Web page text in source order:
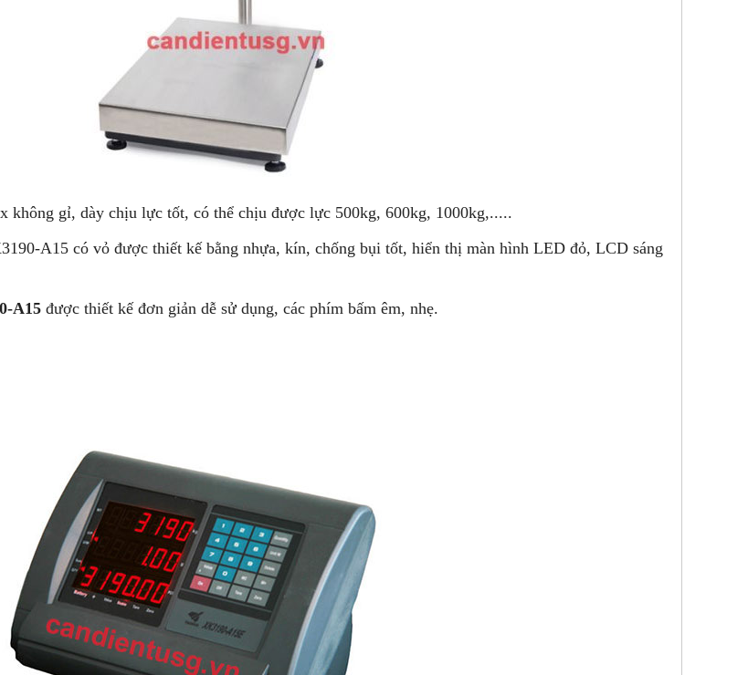
không gỉ, dày chịu lực tốt, có thể chịu được lực 500kg, 600kg, 1000kg,.....
A15 có vỏ được thiết kế bằng nhựa, kín, chống bụi tốt, hiển thị màn hình LED đỏ, LCD sáng
A15 được thiết kế đơn giản dễ sử dụng, các phím bấm êm, nhẹ.